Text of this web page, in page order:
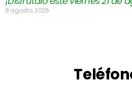
8 agosto, 2026